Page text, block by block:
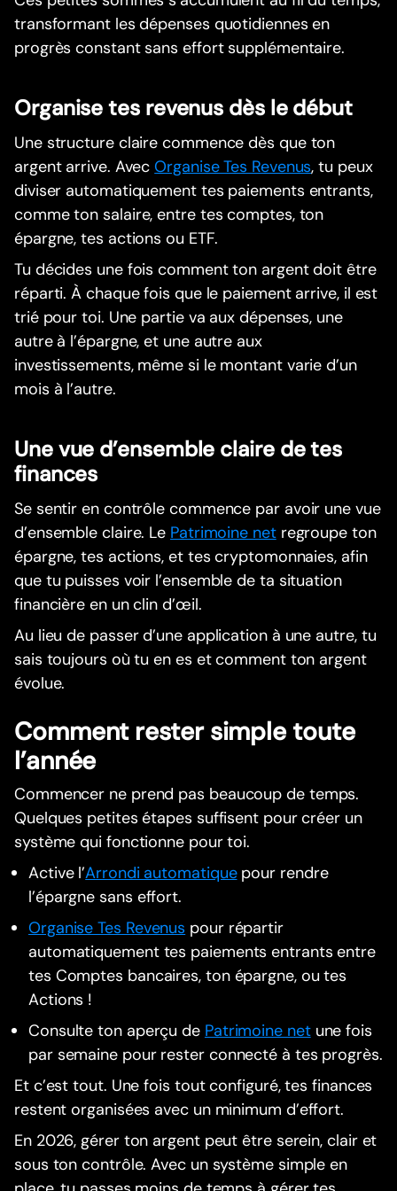
transformant les dépenses quotidiennes en
progrès constant sans effort supplémentaire.
Organise tes revenus dès le début
Une structure claire commence dès que ton
argent arrive. AvecOrganise Tes Revenus, tu peux
diviser automatiquement tes paiements entrants,
comme ton salaire, entre tes comptes, ton
épargne, tes actions ou ETF.
Tu décides une fois comment ton argent doit être
réparti. À chaque fois que le paiement arrive, il est
trié pour toi. Une partie va aux dépenses, une
autre à l’épargne, et une autre aux
investissements, même si le montant varie d’un
mois à l’autre.
Une vue d’ensemble claire de tes
finances
Se sentir en contrôle commence par avoir une vue
d’ensemble claire. Le Patrimoine netregroupe ton
épargne, tes actions, et tes cryptomonnaies, afin
que tu puisses voir l’ensemble de ta situation
financière en un clin d’œil.
Au lieu de passer d’une application à une autre, tu
sais toujours où tu en es et comment ton argent
évolue.
Comment rester simple toute
l’année
Commencer ne prend pas beaucoup de temps.
Quelques petites étapes suffisent pour créer un
système qui fonctionne pour toi.
Active l’Arrondi automatiquepour rendre
l’épargne sans effort.
Organise Tes Revenus pour répartir
automatiquement tes paiements entrants entre
tes Comptes bancaires, ton épargne, ou tes
Actions !
Consulte ton aperçu de Patrimoine netune fois
par semaine pour rester connecté à tes progrès.
Et c’est tout. Une fois tout configuré, tes finances
restent organisées avec un minimum d’effort.
En 2026, gérer ton argent peut être serein, clair et
sous ton contrôle. Avec un système simple en